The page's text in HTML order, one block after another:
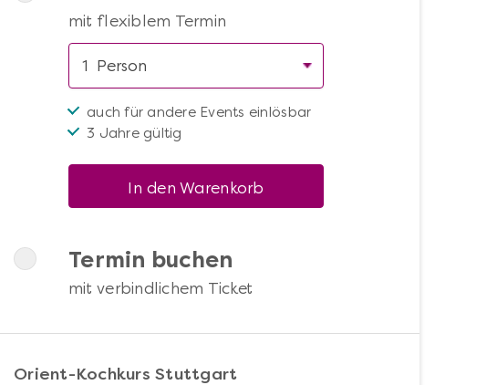
mit flexiblem Termin
auch für andere Events einlösbar
3 Jahre gültig
In den Warenkorb
Termin buchen
mit verbindlichem Ticket
Orient-Kochkurs Stuttgart